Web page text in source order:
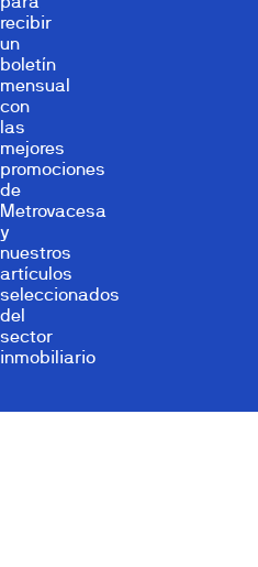
recibir
un
boletín
mensual
con
las
mejores
promociones
de
Metrovacesa
y
nuestros
artículos
seleccionados
del
sector
inmobiliario